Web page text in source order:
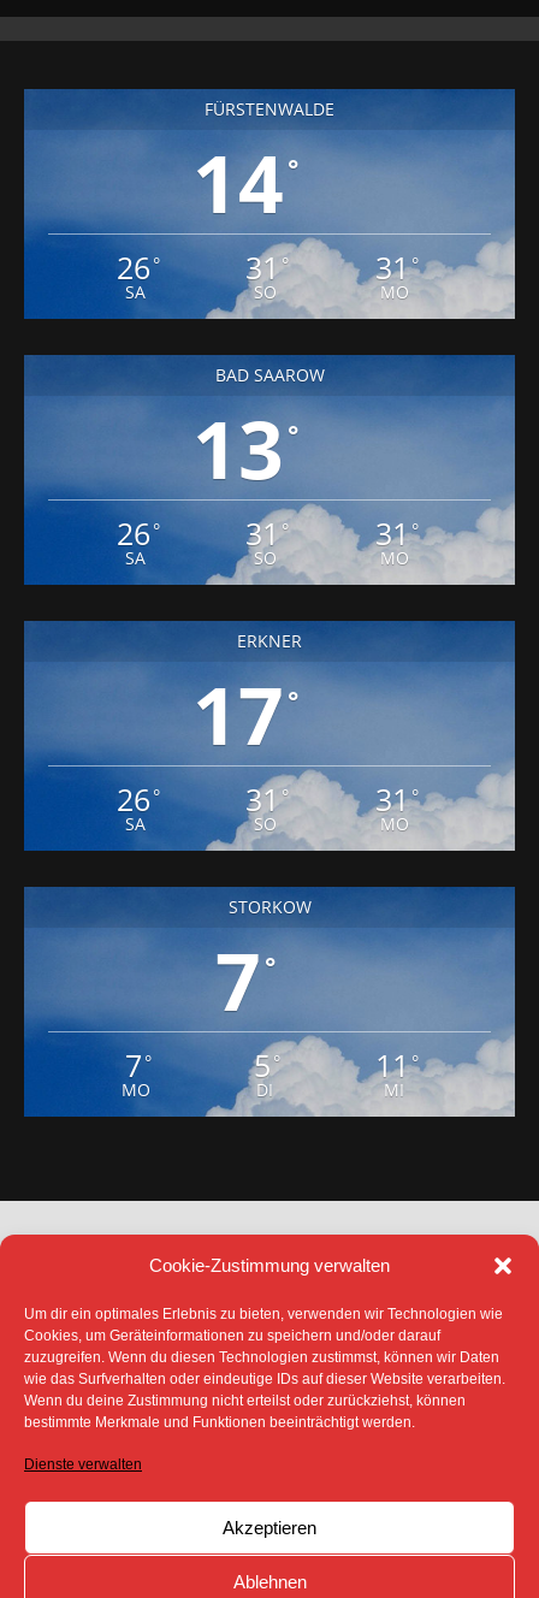
Cookie-Zustimmung verwalten
Um dir ein optimales Erlebnis zu bieten, verwenden wir Technologien wie
Cookies, um Geräteinformationen zu speichern und/oder darauf
zuzugreifen. Wenn du diesen Technologien zustimmst, können wir Daten
wie das Surfverhalten oder eindeutige IDs auf dieser Website verarbeiten.
Wenn du deine Zustimmung nicht erteilst oder zurückziehst, können
bestimmte Merkmale und Funktionen beeinträchtigt werden.
Dienste verwalten
Akzeptieren
Ablehnen
FÜRSTENWALDE
14°
26 °
SA
31°
SO
31°
MO
BAD SAAROW
13 °
26 °
SA
31°
SO
31°
MO
ERKNER
17 °
26 °
SA
31°
SO
31°
MO
STORKOW
7°
7 °
MO
5°
DI
11°
MI
DATENSCHUTZ
IMPRESSUM
COOKIE-RICHTLINIE (EU)
SÄMTLICHE TEXTE, BILDER UND ANDERE
SOFERN NICHT ANDERS GEKENNZEICHNET- DEM
COPYRIGHT DES SPREEBOTE ONLINE ODER WERDEN